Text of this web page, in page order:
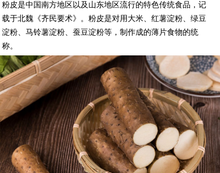
粉皮是中国南方地区以及山东地区流行的特色传统食品，记
载于北魏《齐民要术》。粉皮是对用大米、红薯淀粉、绿豆
淀粉、马铃薯淀粉、蚕豆淀粉等，制作成的薄片食物的统
称。